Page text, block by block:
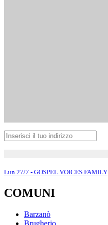
Lun 27/7 - GOSPEL VOICES FAMILY
COMUNI
Barzanò
Brugherio